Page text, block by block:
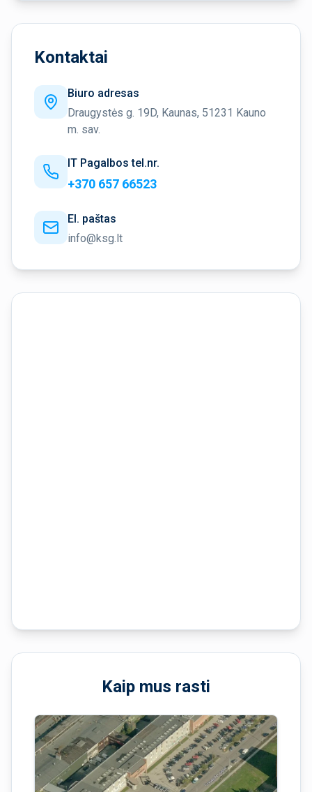
Kontaktai
Biuro adresas
Draugystės g. 19D, Kaunas, 51231 Kauno
m. sav.
IT Pagalbos tel.nr.
+370 657 66523
El. paštas
info@ksg.lt
Kaip mus rasti